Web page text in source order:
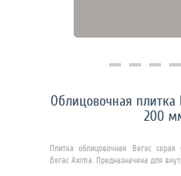
Купить в 1 клик
Облицовочная плитка
200
Плитка облицовочная Вегас серая
Вегас Axima. Предназначена для